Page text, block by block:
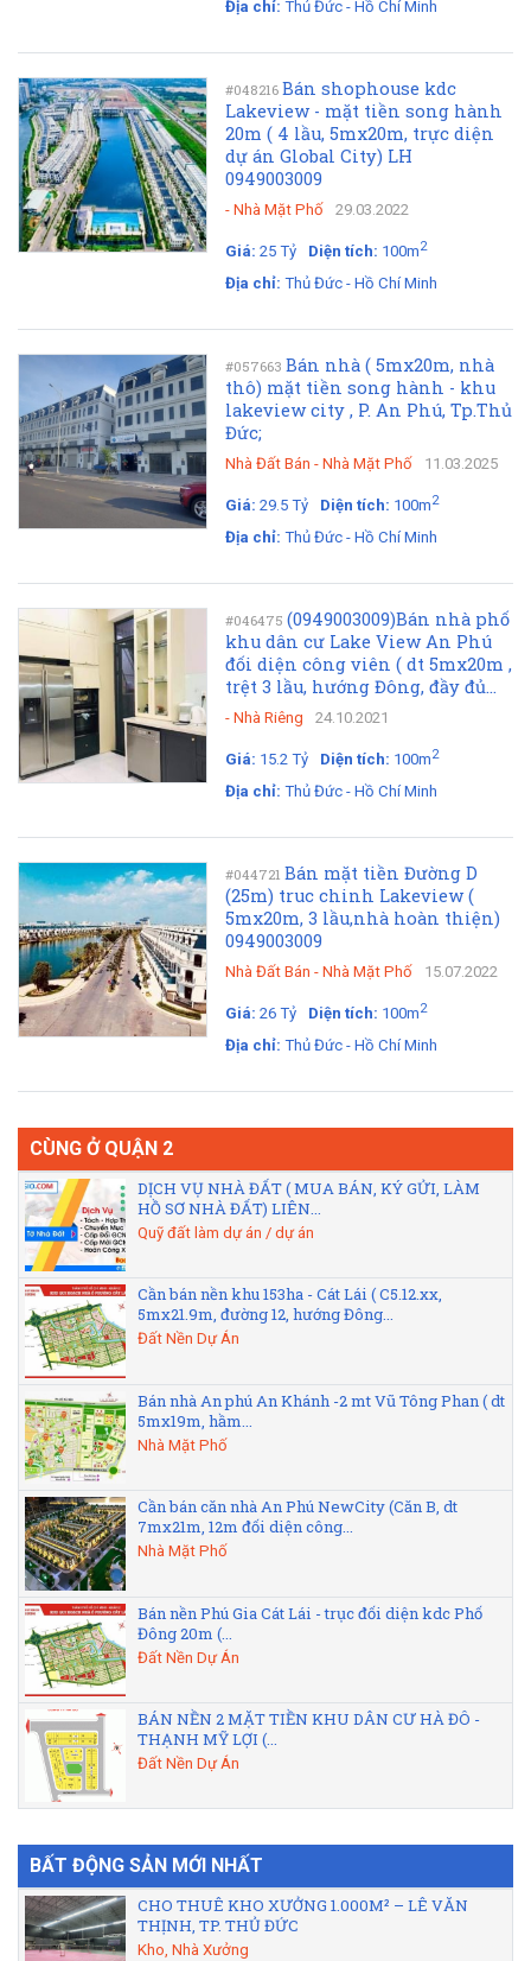
Địa chỉ: Thủ Đức - Hồ Chí Minh
#048216 Bán shophouse kdc
Lakeview - mặt tiền song hành
20m ( 4 lầu, 5mx20m, trực diện
dự án Global City) LH
0949003009
- Nhà Mặt Phố 29.03.2022
Giá: 25 Tỷ Diện tích: 100m2
Địa chỉ: Thủ Đức - Hồ Chí Minh
#057663 Bán nhà ( 5mx20m, nhà
thô) mặt tiền song hành - khu
lakeview city , P. An Phú, Tp.Thủ
Đức;
Nhà Đất Bán - Nhà Mặt Phố 11.03.2025
Giá: 29.5 Tỷ Diện tích: 100m2
Địa chỉ: Thủ Đức - Hồ Chí Minh
#046475 (0949003009)Bán nhà phố
khu dân cư Lake View An Phú
đối diện công viên ( dt 5mx20m ,
trệt 3 lầu, hướng Đông, đầy đủ...
- Nhà Riêng 24.10.2021
Giá: 15.2 Tỷ Diện tích: 100m2
Địa chỉ: Thủ Đức - Hồ Chí Minh
#044721 Bán mặt tiền Đường D
(25m) truc chinh Lakeview (
5mx20m, 3 lầu,nhà hoàn thiện)
0949003009
Nhà Đất Bán - Nhà Mặt Phố 15.07.2022
Giá: 26 Tỷ Diện tích: 100m2
Địa chỉ: Thủ Đức - Hồ Chí Minh
CÙNG Ở QUẬN 2
DỊCH VỤ NHÀ ĐẤT ( MUA BÁN, KÝ GỬI, LÀM
HỒ SƠ NHÀ ĐẤT) LIÊN...
Quỹ đất làm dự án / dự án
Cần bán nền khu 153ha - Cát Lái ( C5.12.xx,
5mx21.9m, đường 12, hướng Đông...
Đất Nền Dự Án
Bán nhà An phú An Khánh -2 mt Vũ Tông Phan ( dt
5mx19m, hầm...
Nhà Mặt Phố
Cần bán căn nhà An Phú NewCity (Căn B, dt
7mx21m, 12m đối diện công...
Nhà Mặt Phố
Bán nền Phú Gia Cát Lái - trục đối diện kdc Phố
Đông 20m (...
Đất Nền Dự Án
BÁN NỀN 2 MẶT TIỀN KHU DÂN CƯ HÀ ĐÔ -
THẠNH MỸ LỢI (...
Đất Nền Dự Án
BẤT ĐỘNG SẢN MỚI NHẤT
CHO THUÊ KHO XƯỞNG 1.000M² – LÊ VĂN
THỊNH, TP. THỦ ĐỨC
Kho, Nhà Xưởng